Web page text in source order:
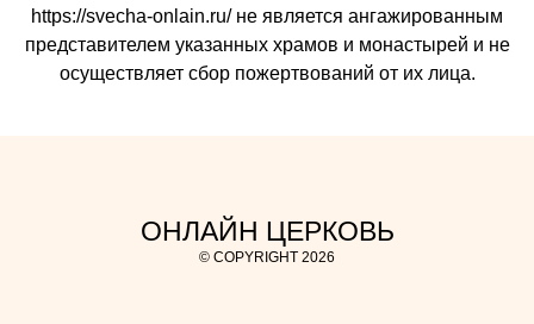
https://svecha-onlain.ru/ не является ангажированным
представителем указанных храмов и монастырей и не
осуществляет сбор пожертвований от их лица.
ОНЛАЙН ЦЕРКОВЬ
© COPYRIGHT 2026